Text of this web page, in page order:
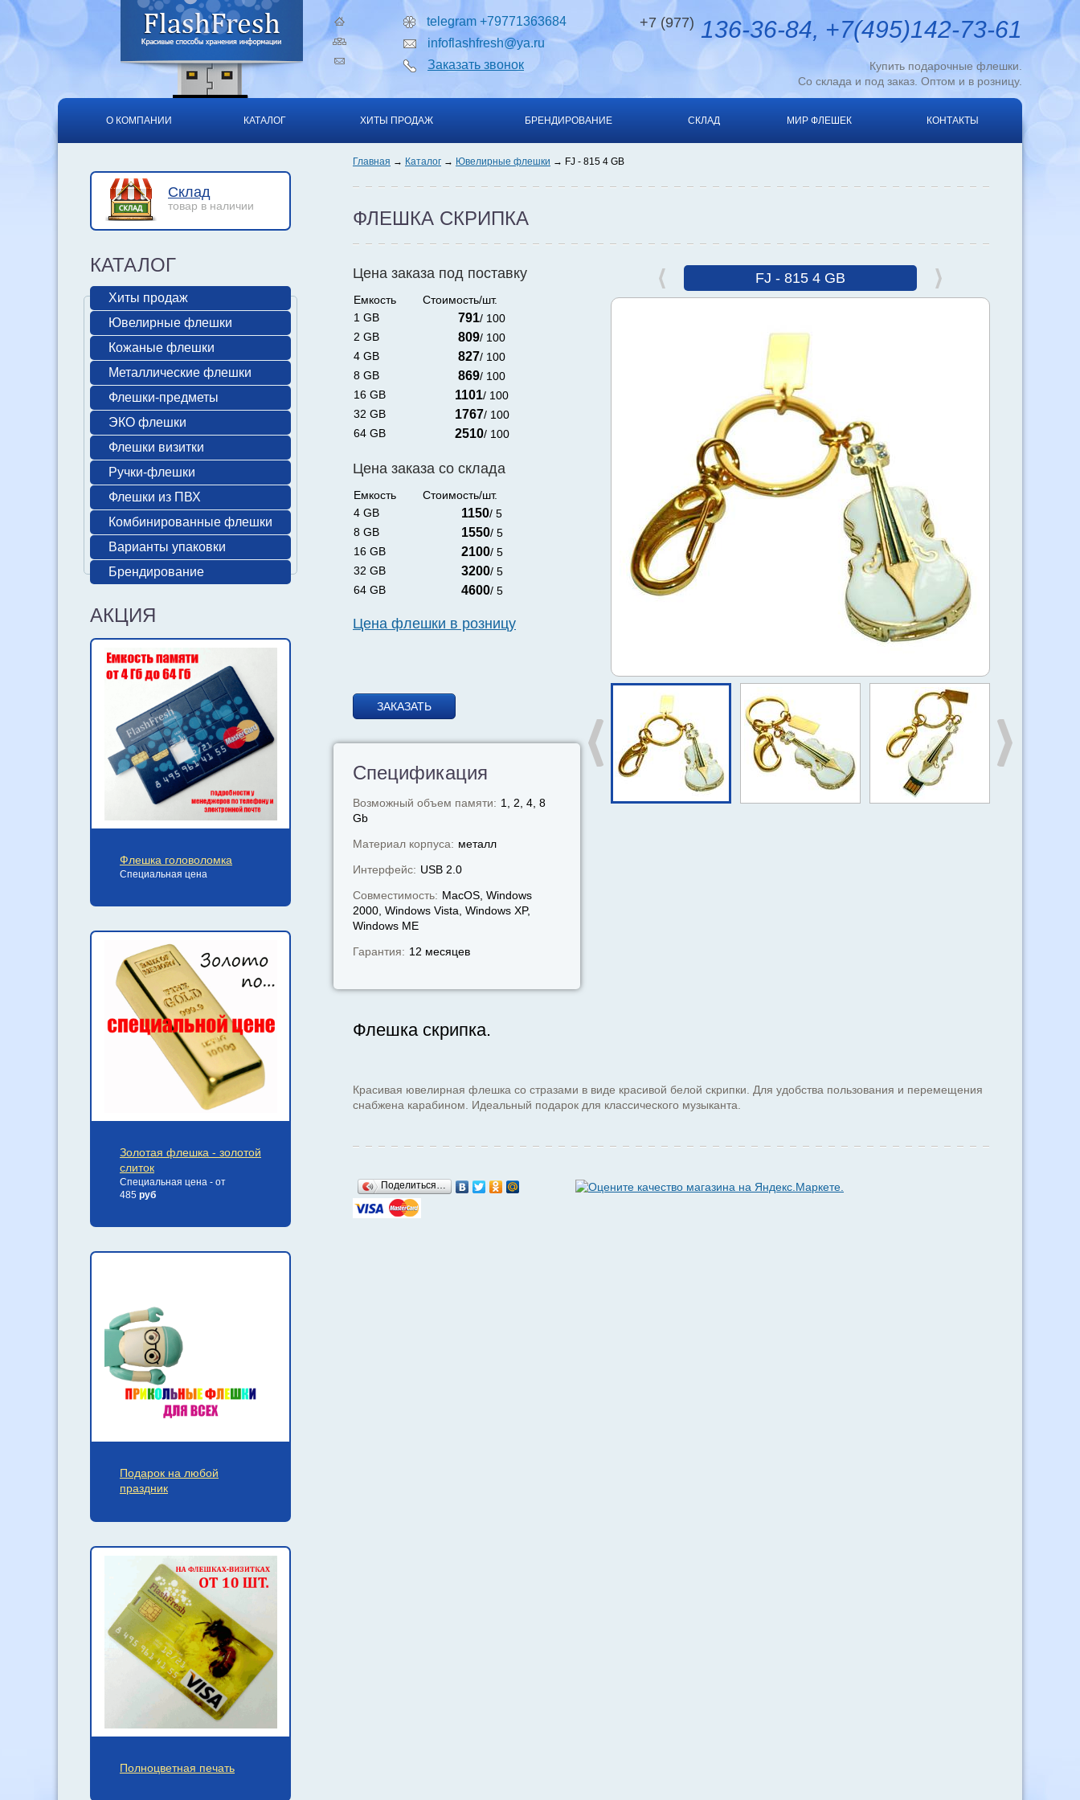
telegram +79771363684
infoflashfresh@ya.ru
Заказать звонок
+7 (977) 136-36-84, +7(495)142-73-61
Купить подарочные флешки.
Со склада и под заказ. Оптом и в розницу.
О КОМПАНИИ КАТАЛОГ ХИТЫ ПРОДАЖ БРЕНДИРОВАНИЕ СКЛАД МИР ФЛЕШЕК КОНТАКТЫ
Главная Каталог Ювелирные флешки FJ - 815 4 GB
ФЛЕШКА СКРИПКА
FJ - 815 4 GB
Цена заказа под поставку
Емкость
Стоимость/шт.
1 GB
791/ 100
2 GB
809/ 100
4 GB
827/ 100
8 GB
869/ 100
16 GB
1101/ 100
32 GB
1767/ 100
64 GB
2510/ 100
Цена заказа со склада
Емкость
Стоимость/шт.
4 GB
1150/ 5
8 GB
1550/ 5
16 GB
2100/ 5
32 GB
3200/ 5
64 GB
4600/ 5
Цена флешки в розницу
ЗАКАЗАТЬ
Спецификация
Возможный объем памяти: 1, 2, 4, 8
Gb
Материал корпуса: металл
Интерфейс: USB 2.0
Совместимость: MacOS, Windows
2000, Windows Vista, Windows XP,
Windows МЕ
Гарантия: 12 месяцев
Флешка скрипка.
Красивая ювелирная флешка со стразами в виде красивой белой скрипки. Для удобства пользования и перемещения
снабжена карабином. Идеальный подарок для классического музыканта.
Поделиться…
Склад
товар в наличии
КАТАЛОГ
Хиты продаж
Ювелирные флешки
Кожаные флешки
Металлические флешки
Флешки-предметы
ЭКО флешки
Флешки визитки
Ручки-флешки
Флешки из ПВХ
Комбинированные флешки
Варианты упаковки
Брендирование
АКЦИЯ
Флешка головоломка
Специальная цена
Золотая флешка - золотой
слиток
Специальная цена - от
485 руб
Подарок на любой
праздник
Полноцветная печать